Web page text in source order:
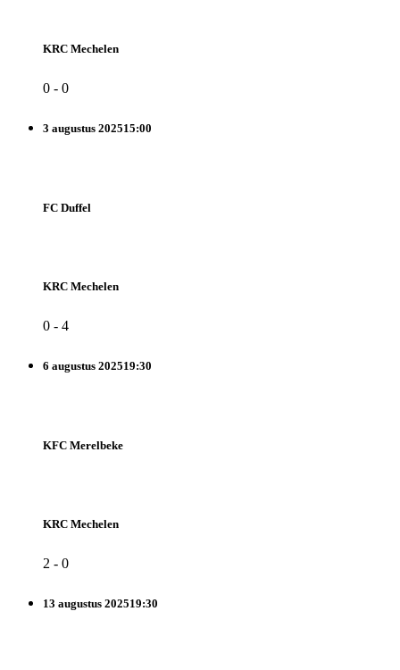
KRC Mechelen
0 - 0
3 augustus 202515:00
FC Duffel
KRC Mechelen
0 - 4
6 augustus 202519:30
KFC Merelbeke
KRC Mechelen
2 - 0
13 augustus 202519:30